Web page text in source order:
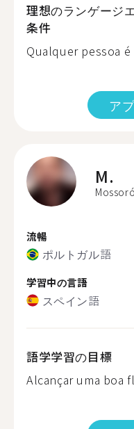
理想のランゲージ
条件
Qualquer pessoa é
ア
M.
Mossoró
流暢
ポルトガル語
学習中の言語
スペイン語
語学学習の目標
Alcançar uma boa